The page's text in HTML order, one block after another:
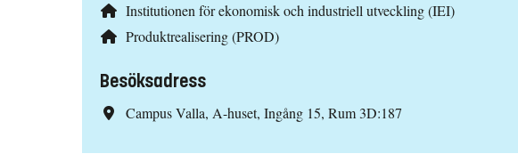
Institutionen för ekonomisk och industriell utveckling (IEI)
Produktrealisering (PROD)
Besöksadress
Campus Valla, A-huset, Ingång 15, Rum 3D:187